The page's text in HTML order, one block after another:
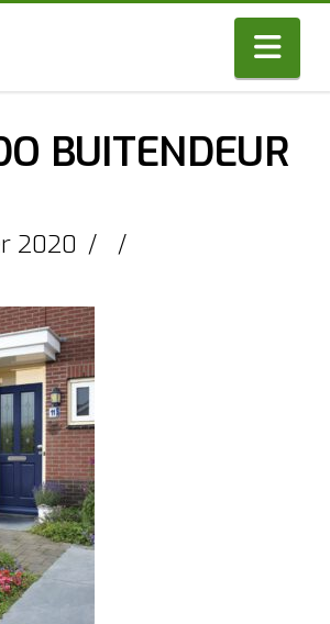
BUITENDEUR
2020